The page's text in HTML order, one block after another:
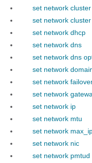
set network
set network
set network dhcp
set network dns
set network dns
set network
set network
set network
set network ip
set network mtu
set network
set network nic
set network pmtud